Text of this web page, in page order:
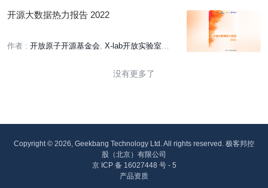
开源大数据热力报告 2022
作者 : 开放原子开源基金会 X-lab开放实验室
没有更多了
Copyright © 2026, Geekbang Technology Ltd. All rights reserved. 极客邦控
股（北京）有限公司
京 ICP 备 16027448 号 - 5
产品资质